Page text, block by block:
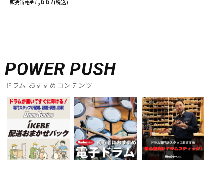
販売価格 (税込)
POWER PUSH
ドラム おすすめコンテンツ